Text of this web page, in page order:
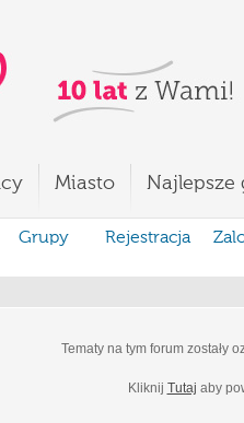
Miasto Najlepsze
Grupy Rejestracja
Tematy na tym forum zostały
Kliknij Tutaj aby